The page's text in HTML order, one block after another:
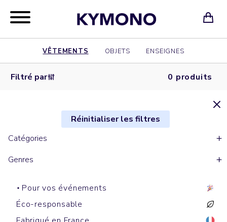
VÊTEMENTS OBJETS ENSEIGNES
Filtré par 0 produits
Réinitialiser les filtres
Catégories
Genres
Pour vos événements
Éco-responsable